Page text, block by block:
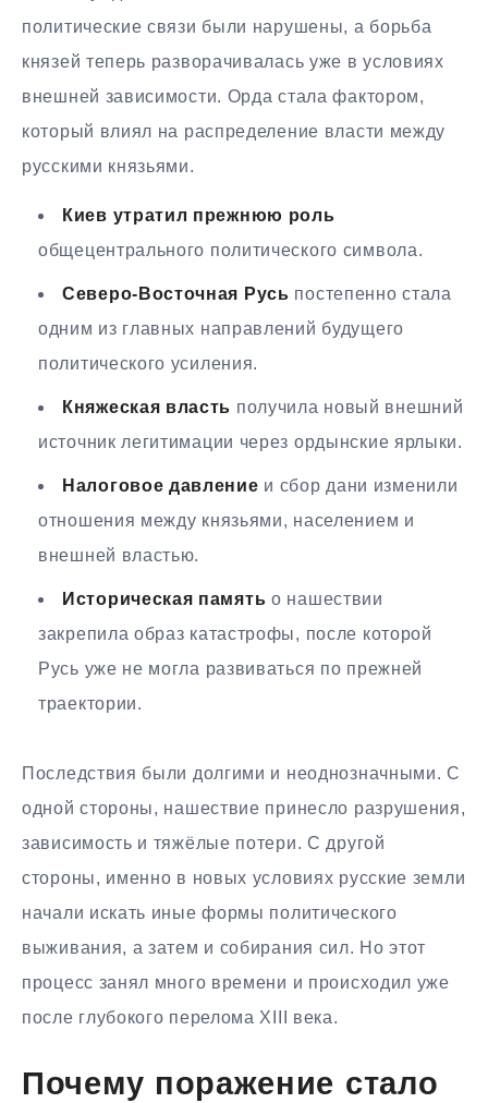
политические связи были нарушены, а борьба
князей теперь разворачивалась уже в условиях
внешней зависимости. Орда стала фактором,
который влиял на распределение власти между
русскими князьями.
Киев утратил прежнюю роль
общецентрального политического символа.
Северо-Восточная Русь постепенно стала
одним из главных направлений будущего
политического усиления.
Княжеская власть получила новый внешний
источник легитимации через ордынские ярлыки.
Налоговое давление и сбор дани изменили
отношения между князьями, населением и
внешней властью.
Историческая память о нашествии
закрепила образ катастрофы, после которой
Русь уже не могла развиваться по прежней
траектории.
Последствия были долгими и неоднозначными. С
одной стороны, нашествие принесло разрушения,
зависимость и тяжёлые потери. С другой
стороны, именно в новых условиях русские земли
начали искать иные формы политического
выживания, а затем и собирания сил. Но этот
процесс занял много времени и происходил уже
после глубокого перелома XIII века.
Почему поражение стало